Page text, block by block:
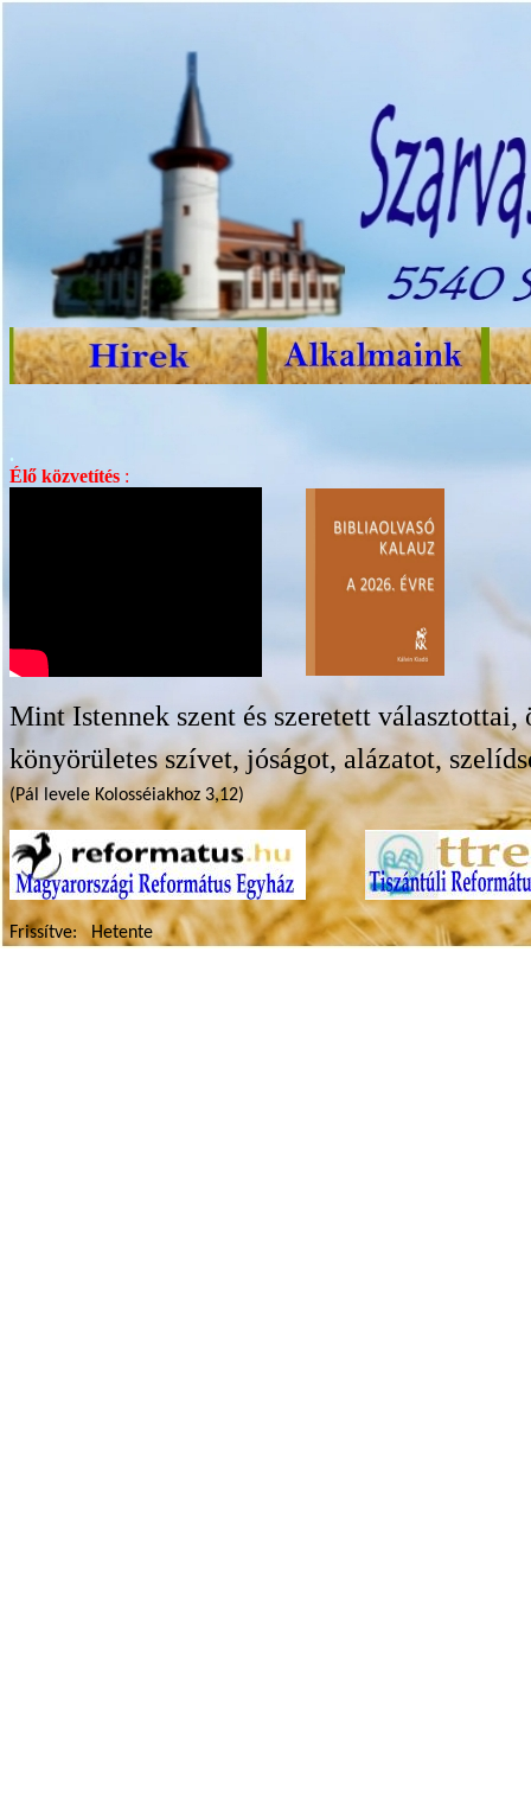
.
Élő közvetítés :
Mint Istennek szent és szeretett
könyörületes szívet, jóságot, alázatot,
(Pál levele Kolosséiakhoz 3,12)
Frissítve: Hetente